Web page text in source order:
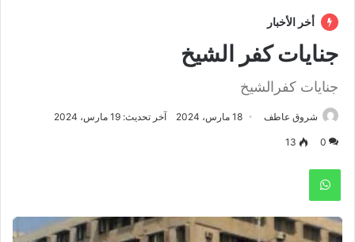
أخر الأخبار
جنايات كفر الشيخ
جنايات كفرالشيخ
شروق عاطف 18 مارس، 2024 آخر تحديث: 19 مارس، 2024
0
13
واتساب